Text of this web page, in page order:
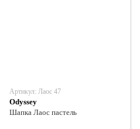
Артикул: Лаос 47
Odyssey
Шапка Лаос пастель